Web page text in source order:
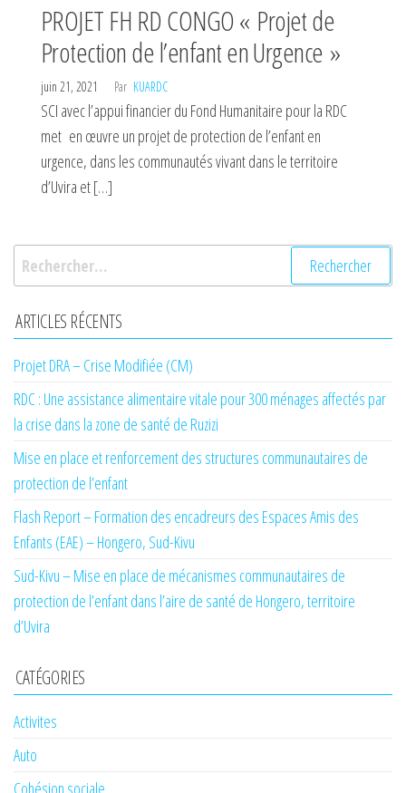
PROJET FH RD CONGO « Projet de
Protection de l’enfant en Urgence »
juin 21, 2021 Par KUARDC
SCI avec l’appui financier du Fond Humanitaire pour la RDC
met en œuvre un projet de protection de l’enfant en
urgence, dans les communautés vivant dans le territoire
d’Uvira et […]
Rechercher :
ARTICLES RÉCENTS
Projet DRA – Crise Modifiée (CM)
RDC : Une assistance alimentaire vitale pour 300 ménages affectés par
la crise dans la zone de santé de Ruzizi
Mise en place et renforcement des structures communautaires de
protection de l’enfant
Flash Report – Formation des encadreurs des Espaces Amis des
Enfants (EAE) – Hongero, Sud-Kivu
Sud-Kivu – Mise en place de mécanismes communautaires de
protection de l’enfant dans l’aire de santé de Hongero, territoire
d’Uvira
CATÉGORIES
Activites
Auto
Cohésion sociale